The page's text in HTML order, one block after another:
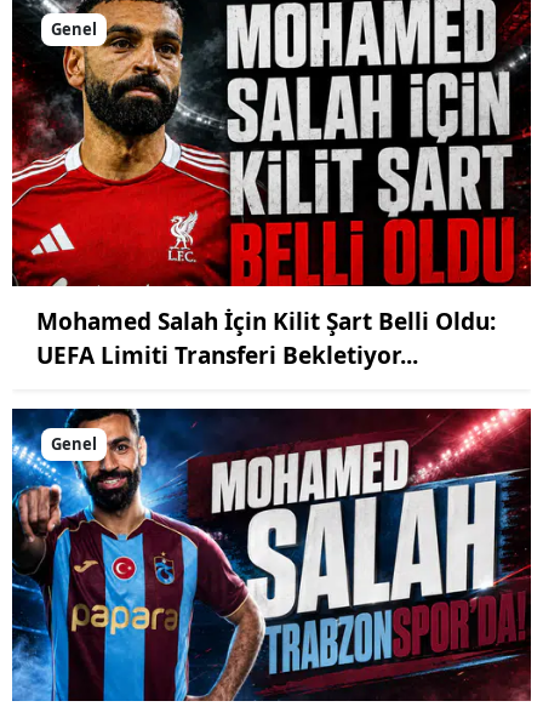
Genel
Mohamed Salah İçin Kilit Şart Belli Oldu:
UEFA Limiti Transferi Bekletiyor...
Genel